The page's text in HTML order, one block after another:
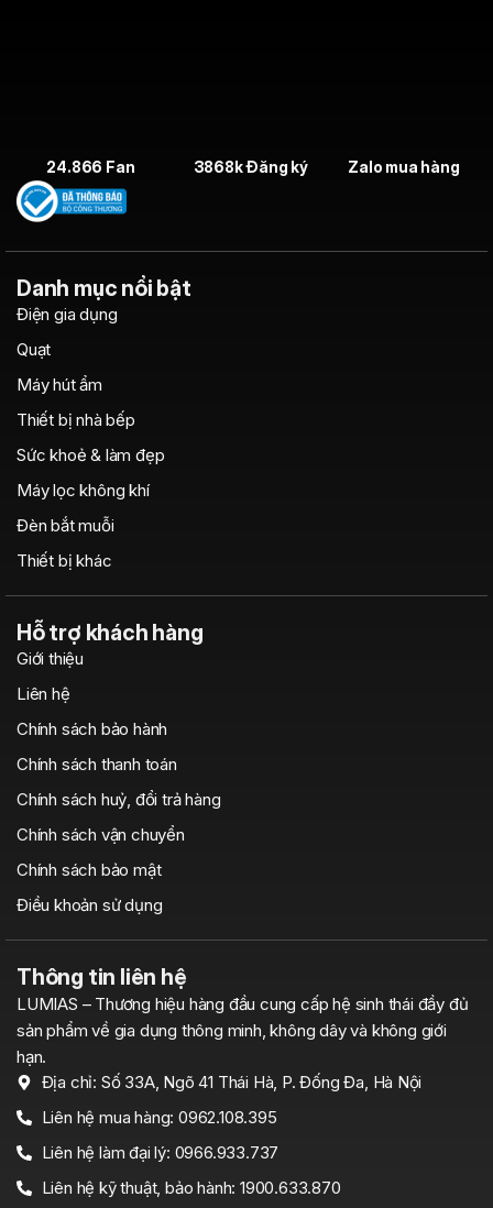
24.866 Fan 3868k Đăng ký Zalo mua hàng
Danh mục nổi bật
Điện gia dụng
Quạt
Máy hút ẩm
Thiết bị nhà bếp
Sức khoẻ & làm đẹp
Máy lọc không khí
Đèn bắt muỗi
Thiết bị khác
Hỗ trợ khách hàng
Giới thiệu
Liên hệ
Chính sách bảo hành
Chính sách thanh toán
Chính sách huỷ, đổi trả hàng
Chính sách vận chuyển
Chính sách bảo mật
Điều khoản sử dụng
Thông tin liên hệ
LUMIAS – Thương hiệu hàng đầu cung cấp hệ sinh thái đầy đủ
sản phẩm về gia dụng thông minh, không dây và không giới
hạn.
Địa chỉ: Số 33A, Ngõ 41 Thái Hà, P. Đống Đa, Hà Nội
Liên hệ mua hàng: 0962.108.395
Liên hệ làm đại lý: 0966.933.737
Liên hệ kỹ thuật, bảo hành: 1900.633.870